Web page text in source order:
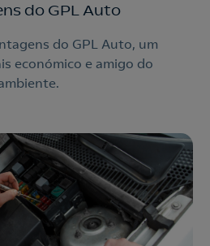
do GPL Auto
do GPL Auto, um
económico e amigo do